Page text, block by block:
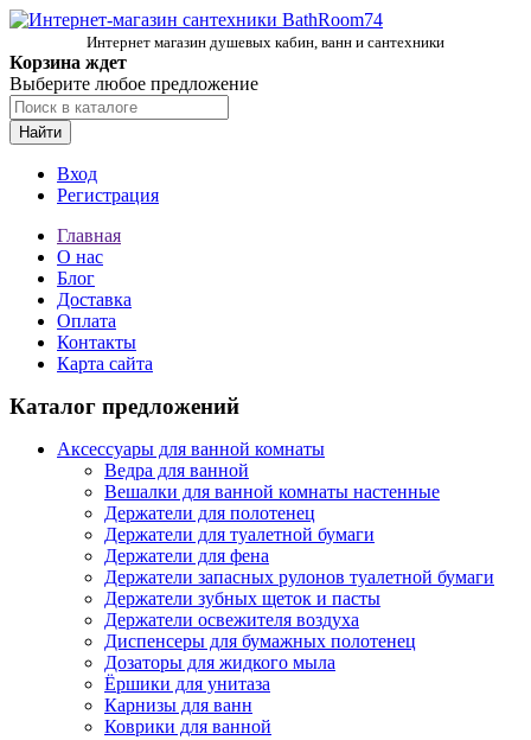
Интернет магазин душевых кабин, ванн и сантехники
Корзина ждет
Выберите любое предложение
Найти
Вход
Регистрация
Главная
О нас
Блог
Доставка
Оплата
Контакты
Карта сайта
Каталог предложений
Аксессуары для ванной комнаты
Ведра для ванной
Вешалки для ванной комнаты настенные
Держатели для полотенец
Держатели для туалетной бумаги
Держатели для фена
Держатели запасных рулонов туалетной бумаги
Держатели зубных щеток и пасты
Держатели освежителя воздуха
Диспенсеры для бумажных полотенец
Дозаторы для жидкого мыла
Ёршики для унитаза
Карнизы для ванн
Коврики для ванной